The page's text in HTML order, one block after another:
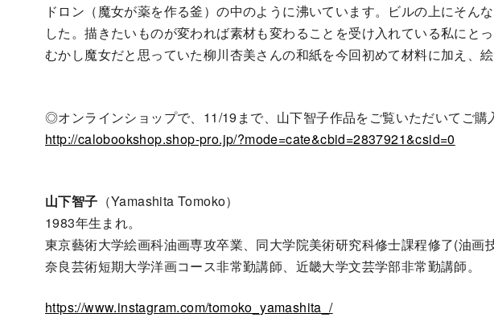
ドロン（魔女が薬を作る釜）の中のように沸いています。ビルの上にそん
した。描きたいものが変われば素材も変わることを受け入れている私にと
むかし魔女だと思っていた柳川杏美さんの和紙を今回初めて材料に加え、
◎オンラインショップで、11/19まで、山下智子作品をご覧いただいてご購
http://calobookshop.shop-pro.jp/?mode=cate&cbid=2837921&csid=0
山下智子 （Yamashita Tomoko）
1983年生まれ。
東京藝術大学絵画科油画専攻卒業、同大学院美術研究科修士課程修了(油画
奈良芸術短期大学洋画コース非常勤講師、近畿大学文芸学部非常勤講師。
https://www.instagram.com/tomoko_yamashita_/